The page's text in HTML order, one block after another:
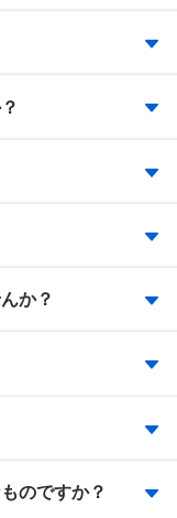
か？
のですか？